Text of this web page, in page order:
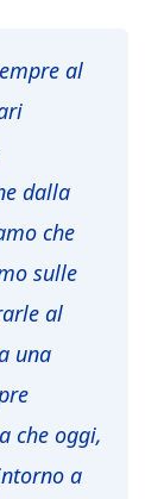
al
dalla
che
sulle
al
una
che oggi,
a